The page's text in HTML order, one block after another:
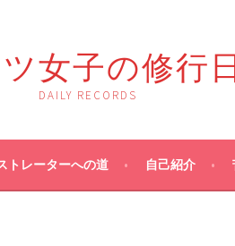
女子の修行
DAILY RECORDS
トレーターへの道 自己紹介